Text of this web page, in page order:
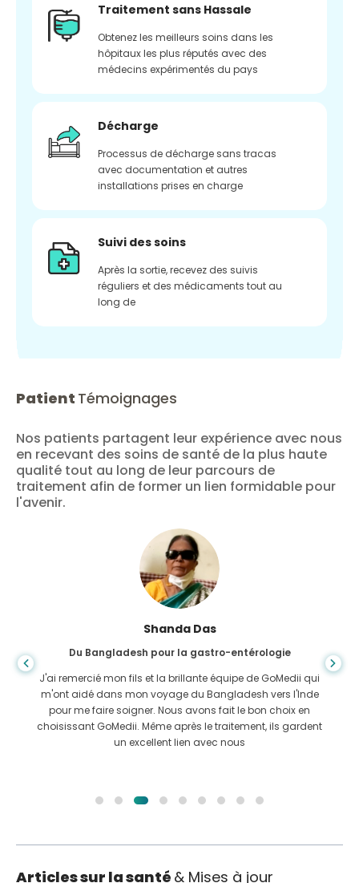
Traitement sans Hassale
Obtenez les meilleurs soins dans les
hôpitaux les plus réputés avec des
médecins expérimentés du pays
Décharge
Processus de décharge sans tracas
avec documentation et autres
installations prises en charge
Suivi des soins
Après la sortie, recevez des suivis
réguliers et des médicaments tout au
long de
Patient Témoignages
Nos patients partagent leur expérience avec nous
en recevant des soins de santé de la plus haute
qualité tout au long de leur parcours de
traitement afin de former un lien formidable pour
l'avenir.
Shanda Das
Du Bangladesh pour la gastro-entérologie
J'ai remercié mon fils et la brillante équipe de GoMedii qui
m'ont aidé dans mon voyage du Bangladesh vers l'Inde
pour me faire soigner. Nous avons fait le bon choix en
choisissant GoMedii. Même après le traitement, ils gardent
un excellent lien avec nous
Articles sur la santé & Mises à jour